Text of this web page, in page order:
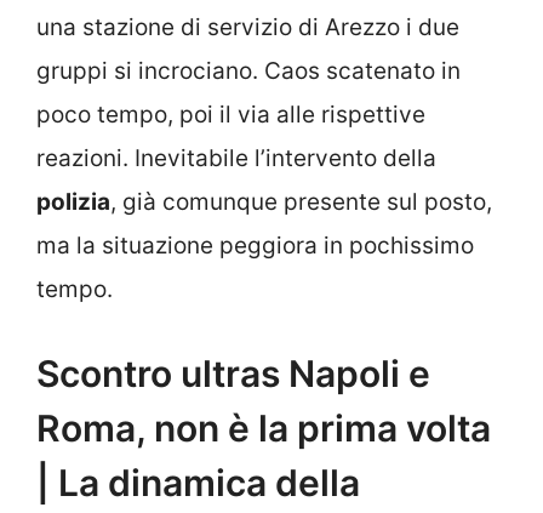
una stazione di servizio di Arezzo i due
gruppi si incrociano. Caos scatenato in
poco tempo, poi il via alle rispettive
reazioni. Inevitabile l’intervento della
polizia, già comunque presente sul posto,
ma la situazione peggiora in pochissimo
tempo.
Scontro ultras Napoli e
Roma, non è la prima volta
| La dinamica della